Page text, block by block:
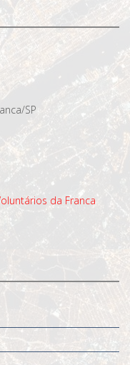
SP
da Franca